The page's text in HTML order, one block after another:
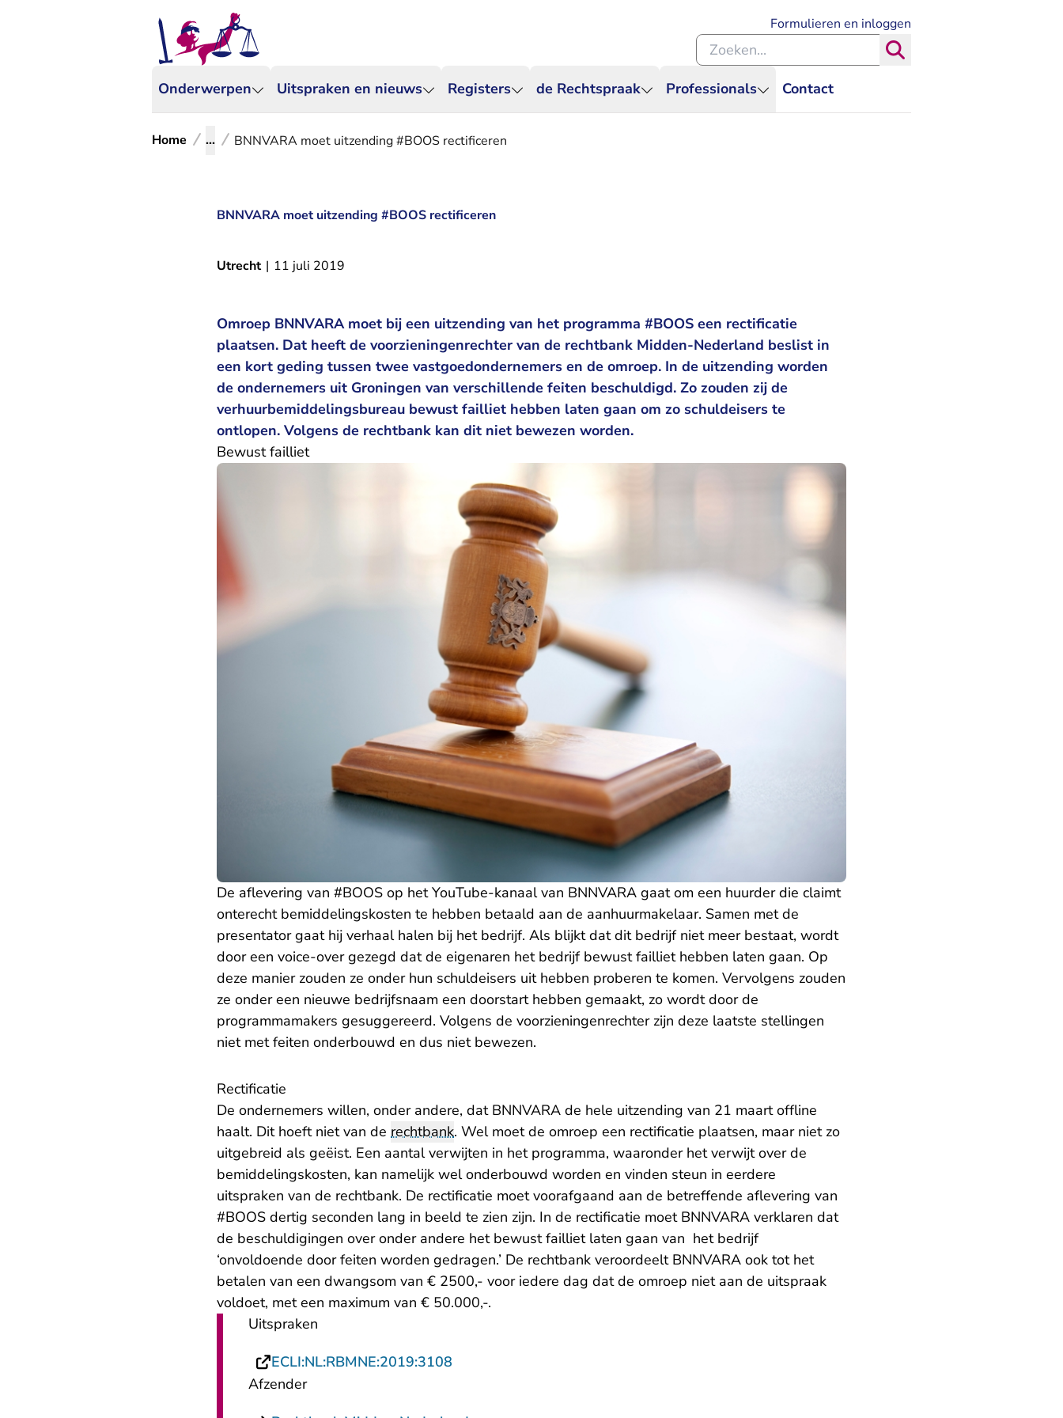
Onderwerpen Uitspraken en nieuws Registers de Rechtspraak Professionals Contact
Formulieren en inloggen
Zoeken binnen de Rechtspraak
Home ... BNNVARA moet uitzending #BOOS rectificeren
BNNVARA moet uitzending #BOOS rectificeren
Utrecht | 11 juli 2019
Omroep BNNVARA moet bij een uitzending van het programma #BOOS een rectificatie
plaatsen. Dat heeft de voorzieningenrechter van de rechtbank Midden-Nederland beslist in
een kort geding tussen twee vastgoedondernemers en de omroep. In de uitzending worden
de ondernemers uit Groningen van verschillende feiten beschuldigd. Zo zouden zij de
verhuurbemiddelingsbureau bewust failliet hebben laten gaan om zo schuldeisers te
ontlopen. Volgens de rechtbank kan dit niet bewezen worden.
Bewust failliet
De aflevering van #BOOS op het YouTube-kanaal van BNNVARA gaat om een huurder die claimt
onterecht bemiddelingskosten te hebben betaald aan de aanhuurmakelaar. Samen met de
presentator gaat hij verhaal halen bij het bedrijf. Als blijkt dat dit bedrijf niet meer bestaat, wordt
door een voice-over gezegd dat de eigenaren het bedrijf bewust failliet hebben laten gaan. Op
deze manier zouden ze onder hun schuldeisers uit hebben proberen te komen. Vervolgens zouden
ze onder een nieuwe bedrijfsnaam een doorstart hebben gemaakt, zo wordt door de
programmamakers gesuggereerd. Volgens de voorzieningenrechter zijn deze laatste stellingen
niet met feiten onderbouwd en dus niet bewezen.
Rectificatie
De ondernemers willen, onder andere, dat BNNVARA de hele uitzending van 21 maart offline
haalt. Dit hoeft niet van de rechtbank. Wel moet de omroep een rectificatie plaatsen, maar niet zo
uitgebreid als geëist. Een aantal verwijten in het programma, waaronder het verwijt over de
bemiddelingskosten, kan namelijk wel onderbouwd worden en vinden steun in eerdere
uitspraken van de rechtbank. De rectificatie moet voorafgaand aan de betreffende aflevering van
#BOOS dertig seconden lang in beeld te zien zijn. In de rectificatie moet BNNVARA verklaren dat
de beschuldigingen over onder andere het bewust failliet laten gaan van het bedrijf
‘onvoldoende door feiten worden gedragen.’ De rechtbank veroordeelt BNNVARA ook tot het
betalen van een dwangsom van € 2500,- voor iedere dag dat de omroep niet aan de uitspraak
voldoet, met een maximum van € 50.000,-.
Uitspraken
ECLI:NL:RBMNE:2019:3108
Afzender